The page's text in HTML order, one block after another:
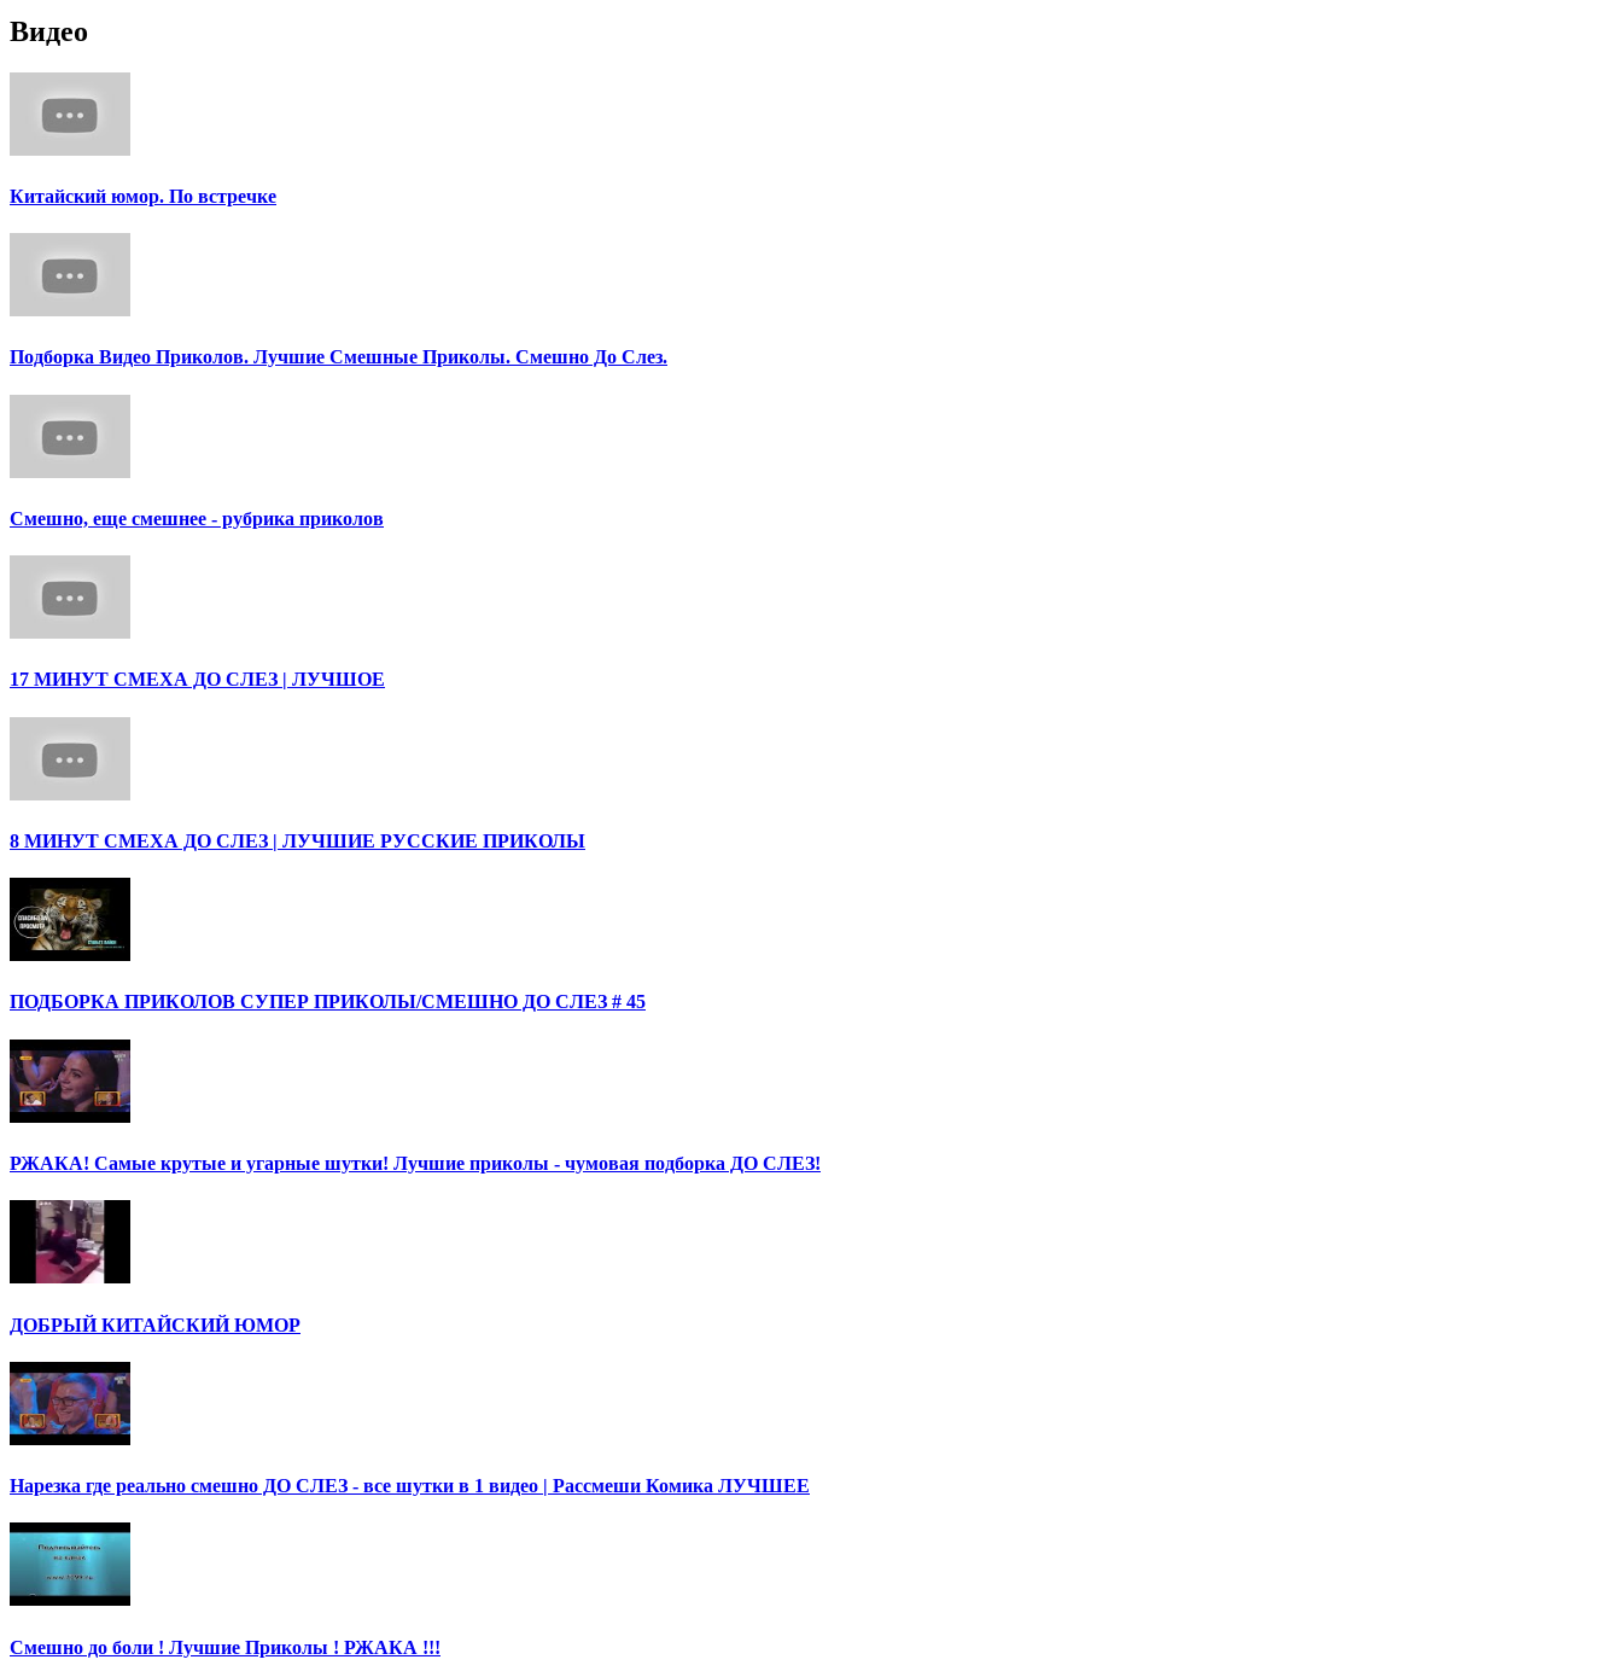
Видео
Китайский юмор. По встречке
Подборка Видео Приколов. Лучшие Смешные Приколы. Смешно До Слез.
Смешно, еще смешнее - рубрика приколов
17 МИНУТ СМЕХА ДО СЛЕЗ | ЛУЧШОЕ
8 МИНУТ СМЕХА ДО СЛЕЗ | ЛУЧШИЕ РУССКИЕ ПРИКОЛЫ
ПОДБОРКА ПРИКОЛОВ СУПЕР ПРИКОЛЫ/СМЕШНО ДО СЛЕЗ # 45
РЖАКА! Самые крутые и угарные шутки! Лучшие приколы - чумовая подборка ДО СЛЕЗ!
ДОБРЫЙ КИТАЙСКИЙ ЮМОР
Нарезка где реально смешно ДО СЛЕЗ - все шутки в 1 видео | Рассмеши Комика ЛУЧШЕЕ
Смешно до боли ! Лучшие Приколы ! РЖАКА !!!